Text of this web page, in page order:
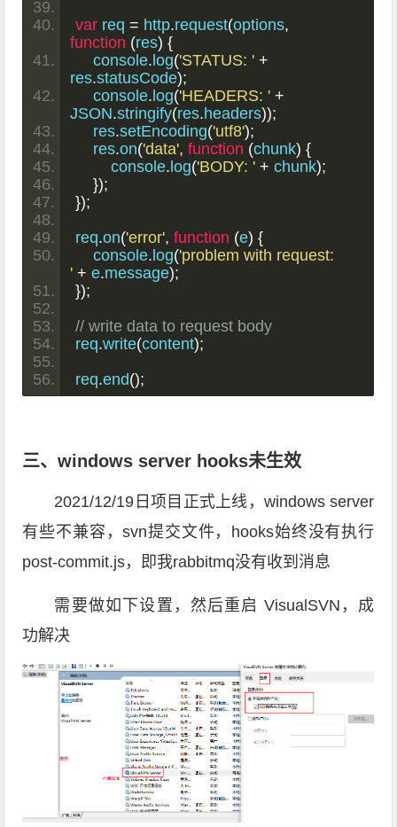
var req = http.request(options,
function (res) {
    console
. log('STATUS: ' +
res.statusCode);
    console
. log('HEADERS: ' +
JSON.stringify(res.headers));
    res
.setEncoding('utf8');
    res
.on('data', function (chunk) {
        console
. log('BODY: ' + chunk);
});
});
req.on('error', function (e) {
    console
. log('problem with request:
' + e.message);
});
// write data to request body
req.write(content);
req.end();
三、windows server hooks未生效
2021/12/19日项目正式上线，windows server
有些不兼容，svn提交文件，hooks始终没有执行
post-commit.js，即我rabbitmq没有收到消息
需要做如下设置，然后重启 VisualSVN，成
功解决